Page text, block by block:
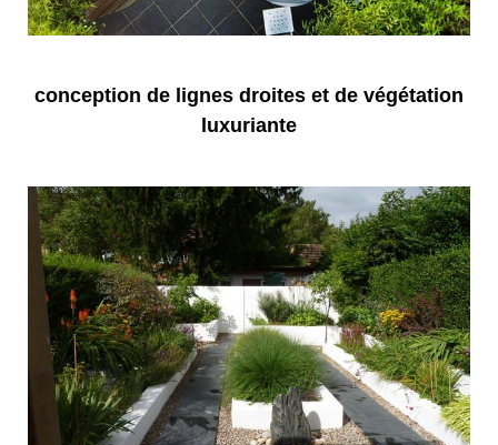
conception de lignes droites et de végétation
luxuriante